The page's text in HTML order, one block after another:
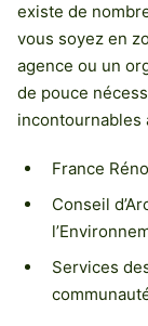
existe de
vous soyez en
agence ou un
de pouce
incontournables
France
Conseil
Services